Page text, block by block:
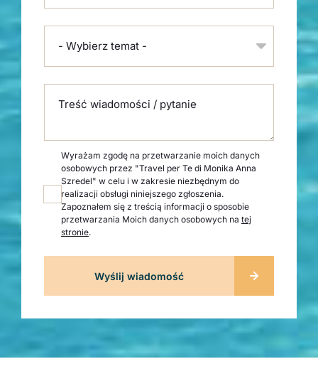
- Wybierz temat -
Treść wiadomości / pytanie
Wyrażam zgodę na przetwarzanie moich danych
osobowych przez "Travel per Te di Monika Anna
Szredel" w celu i w zakresie niezbędnym do
realizacji obsługi niniejszego zgłoszenia.
Zapoznałem się z treścią informacji o sposobie
przetwarzania Moich danych osobowych na tej
stronie.